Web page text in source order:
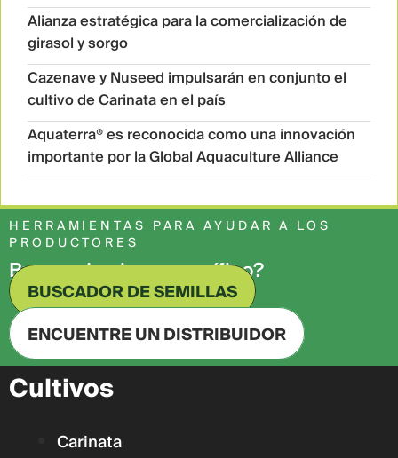
Alianza estratégica para la comercialización de
girasol y sorgo
Cazenave y Nuseed impulsarán en conjunto el
cultivo de Carinata en el país
Aquaterra® es reconocida como una innovación
importante por la Global Aquaculture Alliance
HERRAMIENTAS PARA AYUDAR A LOS
PRODUCTORES
Buscando algo específico?​
BUSCADOR DE SEMILLAS
ENCUENTRE UN DISTRIBUIDOR
Cultivos
Carinata